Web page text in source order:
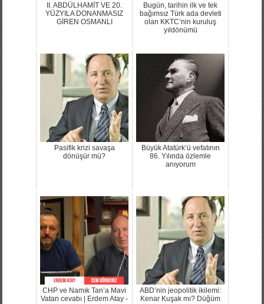
II. ABDÜLHAMİT VE 20.
YÜZYILA DONANMASIZ
GİREN OSMANLI
Bugün, tarihin ilk ve tek
bağımsız Türk ada devleti
olan KKTC’nin kuruluş
yıldönümü
Pasifik krizi savaşa
dönüşür mü?
Büyük Atatürk’ü vefatının
86. Yılında özlemle
anıyorum
CHP ve Namık Tan’a Mavi
Vatan cevabı | Erdem Atay -
ABD’nin jeopolitik ikilemi:
Kenar Kuşak mı? Düğüm